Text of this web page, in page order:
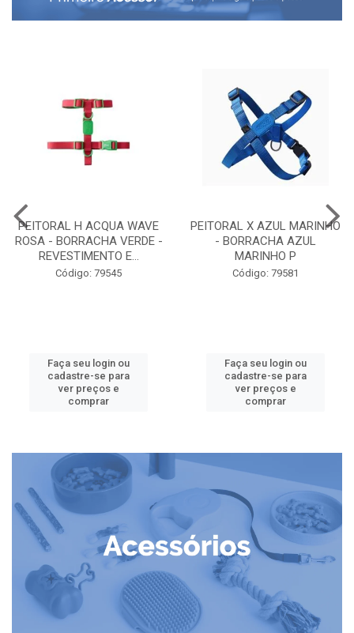
PEITORAL H ACQUA WAVE
ROSA - BORRACHA VERDE -
REVESTIMENTO E...
Código: 79545
Faça seu login ou
cadastre-se para
ver preços e
comprar
PEITORAL X AZUL MARINHO
- BORRACHA AZUL
MARINHO P
Código: 79581
Faça seu login ou
cadastre-se para
ver preços e
comprar